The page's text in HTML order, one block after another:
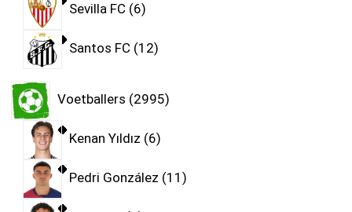
Sevilla FC 6
Santos FC 12
Voetballers 2995
Kenan Yıldız 6
Pedri González 11